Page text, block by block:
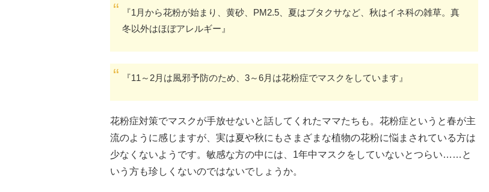
『1月から花粉が始まり、黄砂、PM2.5、夏はブタクサなど、秋はイネ科の雑草。真
冬以外はほぼアレルギー』
『11～2月は風邪予防のため、3～6月は花粉症でマスクをしています』
花粉症対策でマスクが手放せないと話してくれたママたちも。花粉症というと春が主
流のように感じますが、実は夏や秋にもさまざまな植物の花粉に悩まされている方は
少なくないようです。敏感な方の中には、1年中マスクをしていないとつらい……と
いう方も珍しくないのではないでしょうか。